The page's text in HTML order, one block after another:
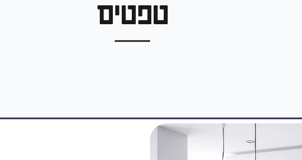
טפטים